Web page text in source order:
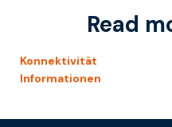
Read
Konnektivität
Informationen